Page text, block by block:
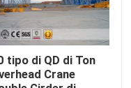
tipo di QD di Ton
Crane